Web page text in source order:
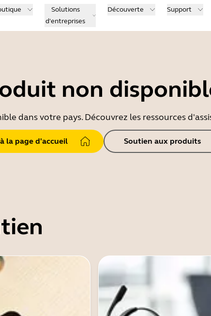
Solutions
d'entreprises
Découverte Support
non
dans votre pays. Découvrez les ressources
la page d'accueil Soutien aux produits